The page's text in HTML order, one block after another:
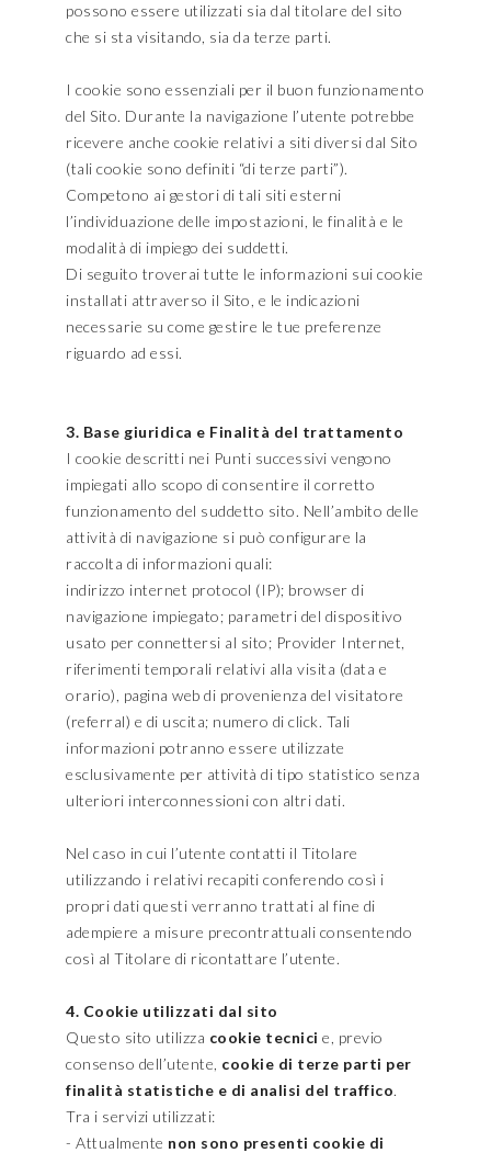
possono essere utilizzati sia dal titolare del sito
che si sta visitando, sia da terze parti.
I cookie sono essenziali per il buon funzionamento
del Sito. Durante la navigazione l’utente potrebbe
ricevere anche cookie relativi a siti diversi dal Sito
(tali cookie sono definiti “di terze parti”).
Competono ai gestori di tali siti esterni
l’individuazione delle impostazioni, le finalità e le
modalità di impiego dei suddetti.
Di seguito troverai tutte le informazioni sui cookie
installati attraverso il Sito, e le indicazioni
necessarie su come gestire le tue preferenze
riguardo ad essi.
3. Base giuridica e Finalità del trattamento
I cookie descritti nei Punti successivi vengono
impiegati allo scopo di consentire il corretto
funzionamento del suddetto sito. Nell’ambito delle
attività di navigazione si può configurare la
raccolta di informazioni quali:
indirizzo internet protocol (IP); browser di
navigazione impiegato; parametri del dispositivo
usato per connettersi al sito; Provider Internet,
riferimenti temporali relativi alla visita (data e
orario), pagina web di provenienza del visitatore
(referral) e di uscita; numero di click. Tali
informazioni potranno essere utilizzate
esclusivamente per attività di tipo statistico senza
ulteriori interconnessioni con altri dati.
Nel caso in cui l’utente contatti il Titolare
utilizzando i relativi recapiti conferendo così i
propri dati questi verranno trattati al fine di
adempiere a misure precontrattuali consentendo
così al Titolare di ricontattare l’utente.
4. Cookie utilizzati dal sito
Questo sito utilizza cookie tecnici e, previo
consenso dell’utente, cookie di terze parti per
finalità statistiche e di analisi del traffico.
Tra i servizi utilizzati:
- Attualmente non sono presenti cookie di